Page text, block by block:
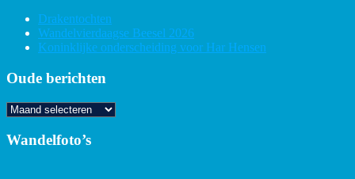
Drakentochten
Wandelvierdaagse Beesel 2026
Koninklijke onderscheiding voor Har Hensen
Oude berichten
Oude
Wandelfoto’s